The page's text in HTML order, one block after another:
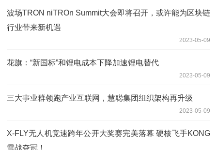
波场TRON niTROn Summit大会即将召开，或许能为区块链
行业带来新机遇
2023-05-09
花旗：“新国标”和锂电成本下降加速锂电替代
2023-05-09
三大事业群领跑产业互联网，慧聪集团组织架构再升级
2023-05-09
X-FLY无人机竞速跨年公开大奖赛完美落幕 硬核飞手KONG
雪战夺冠！